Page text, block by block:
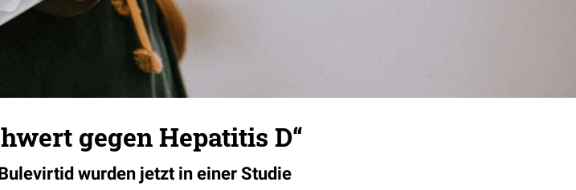
gegen Hepatitis D“
wurden jetzt in einer Studie